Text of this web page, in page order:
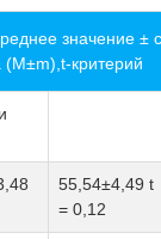
значение ±
(М±m),t-критерий
55,54±4,49 t
= 0,12